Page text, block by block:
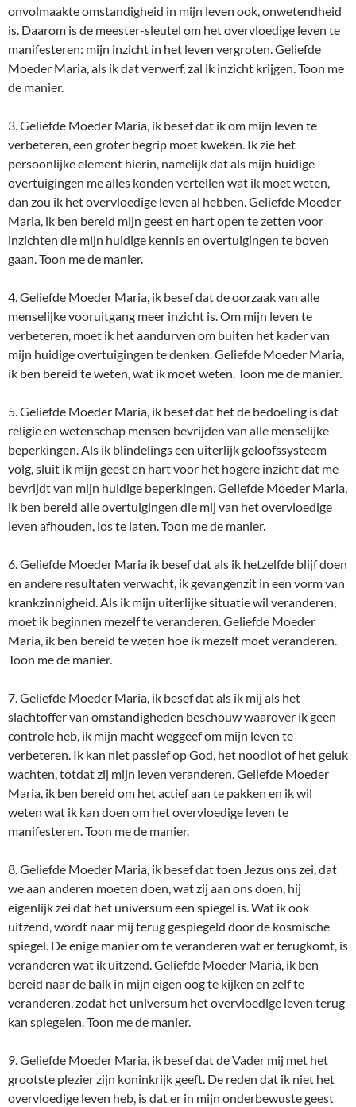
onvolmaakte omstandigheid in mijn leven ook, onwetendheid
is. Daarom is de meester-sleutel om het overvloedige leven te
manifesteren: mijn inzicht in het leven vergroten. Geliefde
Moeder Maria, als ik dat verwerf, zal ik inzicht krijgen. Toon me
de manier.
3. Geliefde Moeder Maria, ik besef dat ik om mijn leven te
verbeteren, een groter begrip moet kweken. Ik zie het
persoonlijke element hierin, namelijk dat als mijn huidige
overtuigingen me alles konden vertellen wat ik moet weten,
dan zou ik het overvloedige leven al hebben. Geliefde Moeder
Maria, ik ben bereid mijn geest en hart open te zetten voor
inzichten die mijn huidige kennis en overtuigingen te boven
gaan. Toon me de manier.
4. Geliefde Moeder Maria, ik besef dat de oorzaak van alle
menselijke vooruitgang meer inzicht is. Om mijn leven te
verbeteren, moet ik het aandurven om buiten het kader van
mijn huidige overtuigingen te denken. Geliefde Moeder Maria,
ik ben bereid te weten, wat ik moet weten. Toon me de manier.
5. Geliefde Moeder Maria, ik besef dat het de bedoeling is dat
religie en wetenschap mensen bevrijden van alle menselijke
beperkingen. Als ik blindelings een uiterlijk geloofssysteem
volg, sluit ik mijn geest en hart voor het hogere inzicht dat me
bevrijdt van mijn huidige beperkingen. Geliefde Moeder Maria,
ik ben bereid alle overtuigingen die mij van het overvloedige
leven afhouden, los te laten. Toon me de manier.
6. Geliefde Moeder Maria ik besef dat als ik hetzelfde blijf doen
en andere resultaten verwacht, ik gevangenzit in een vorm van
krankzinnigheid. Als ik mijn uiterlijke situatie wil veranderen,
moet ik beginnen mezelf te veranderen. Geliefde Moeder
Maria, ik ben bereid te weten hoe ik mezelf moet veranderen.
Toon me de manier.
7. Geliefde Moeder Maria, ik besef dat als ik mij als het
slachtoffer van omstandigheden beschouw waarover ik geen
controle heb, ik mijn macht weggeef om mijn leven te
verbeteren. Ik kan niet passief op God, het noodlot of het geluk
wachten, totdat zij mijn leven veranderen. Geliefde Moeder
Maria, ik ben bereid om het actief aan te pakken en ik wil
weten wat ik kan doen om het overvloedige leven te
manifesteren. Toon me de manier.
8. Geliefde Moeder Maria, ik besef dat toen Jezus ons zei, dat
we aan anderen moeten doen, wat zij aan ons doen, hij
eigenlijk zei dat het universum een spiegel is. Wat ik ook
uitzend, wordt naar mij terug gespiegeld door de kosmische
spiegel. De enige manier om te veranderen wat er terugkomt, is
veranderen wat ik uitzend. Geliefde Moeder Maria, ik ben
bereid naar de balk in mijn eigen oog te kijken en zelf te
veranderen, zodat het universum het overvloedige leven terug
kan spiegelen. Toon me de manier.
9. Geliefde Moeder Maria, ik besef dat de Vader mij met het
grootste plezier zijn koninkrijk geeft. De reden dat ik niet het
overvloedige leven heb, is dat er in mijn onderbewuste geest